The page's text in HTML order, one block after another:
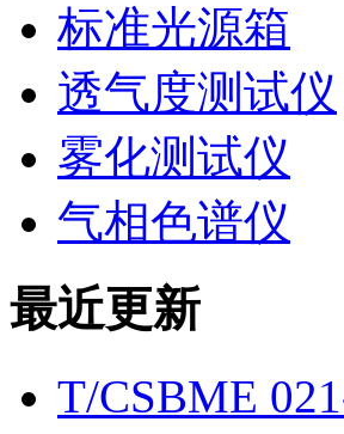
标准光源箱
透气度测试仪
雾化测试仪
气相色谱仪
最近更新
T/CSBME